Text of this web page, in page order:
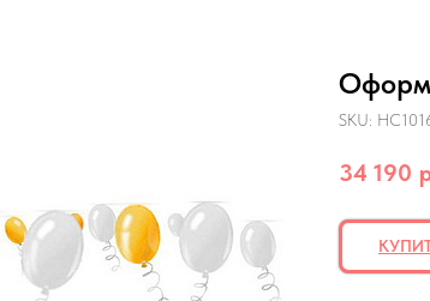
SKU:
34 190